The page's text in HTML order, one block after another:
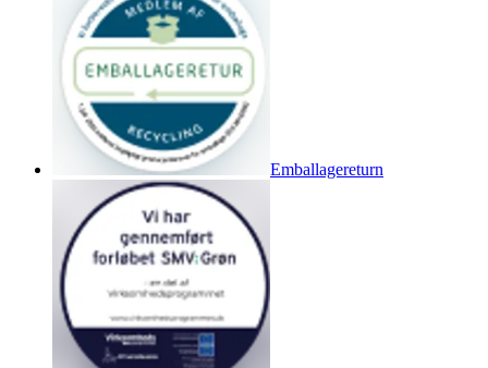
Emballagereturn